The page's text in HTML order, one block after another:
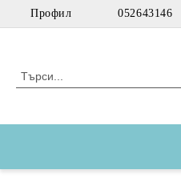
Профил 052643146